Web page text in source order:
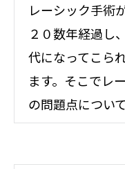
レーシック手術
２０数年経過し
代になってこら
ます。そこでレ
の問題点につい